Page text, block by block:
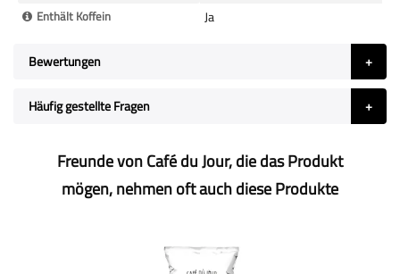
Enthält Koffein Ja
Bewertungen
Häufig gestellte Fragen
Freunde von Café du Jour, die das Produkt
mögen, nehmen oft auch diese Produkte